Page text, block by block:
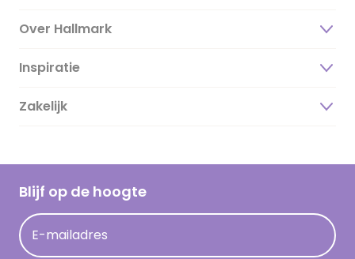
Over Hallmark
Over ons
Duurzaamheid
Hallmark Kaartclub
Acties
Persberichten
Inspiratie
Magazine
Cadeau inspiratie
Kaartinspiratie
Zakelijk
Blijf op de hoogte
E-mailadres